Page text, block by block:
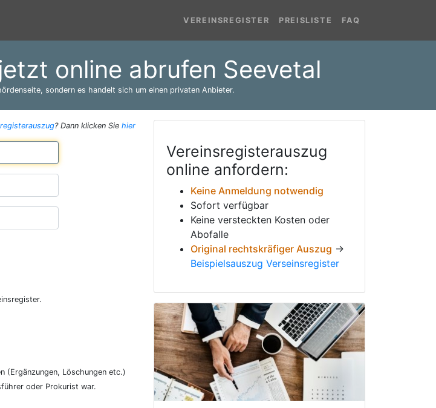
VEREINSREGISTER PREISLISTE FAQ
online abrufen Seevetal
sondern es handelt sich um einen privaten Anbieter.
? Dann klicken Sie hier
(Ergänzungen, Löschungen etc.)
oder Prokurist war.
Vereinsregisterauszug
online anfordern:
Keine Anmeldung notwendig
Sofort verfügbar
Keine versteckten Kosten oder
Abofalle
Original rechtskräfiger Auszug →
Beispielsauszug Verseinsregister